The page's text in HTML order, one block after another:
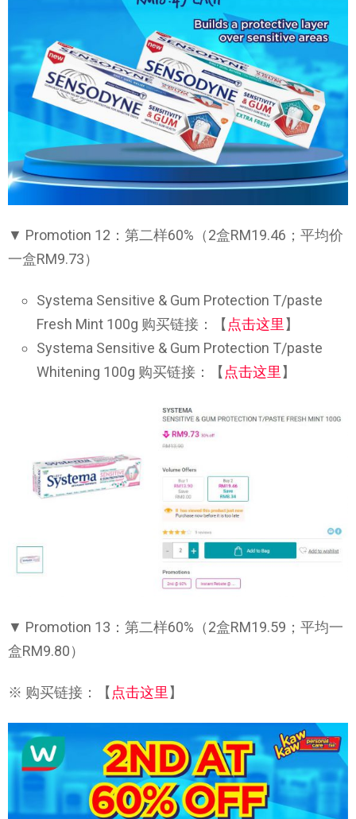
▼ Promotion 12：第二样60%（2盒RM19.46；平均价
一盒RM9.73）
Systema Sensitive & Gum Protection T/paste
Fresh Mint 100g 购买链接：【 点击这里 】
Systema Sensitive & Gum Protection T/paste
Whitening 100g 购买链接：【 点击这里 】
▼ Promotion 13：第二样60%（2盒RM19.59；平均一
盒RM9.80）
※ 购买链接：【 点击这里 】